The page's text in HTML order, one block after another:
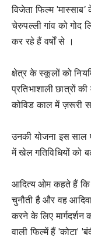
विजेता फिल्म
चेरुपल्ली गांव को गोद
कर रहे हैं वर्षों से ।
क्षेत्र के स्कूलों को
प्रतिभाशाली छात्रों
कोविड काल में ज़रूरी
उनकी योजना इस साल
में खेल गतिविधियों को
आदित्य ओम कहते हैं कि
चुनौती है और वह
करने के लिए
वाली फिल्में हैं 'कोटा'